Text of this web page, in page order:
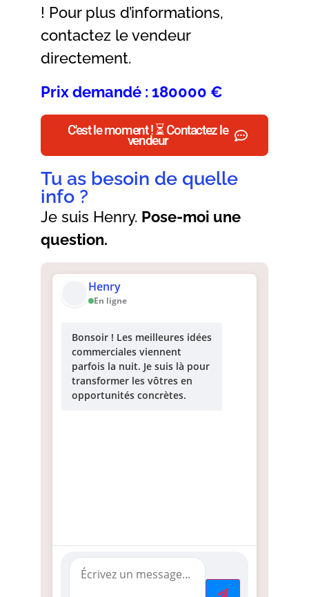
! Pour plus d’informations,
contactez le vendeur
directement.
Prix demandé : 180000 €
C'est le moment ! ⏳ Contactez le
vendeur
Henry
En ligne
Bonsoir ! Les meilleures idées
commerciales viennent
parfois la nuit. Je suis là pour
transformer les vôtres en
opportunités concrètes.
Je suis Henry. Pose-moi une
question.
Tu as besoin de quelle
info ?